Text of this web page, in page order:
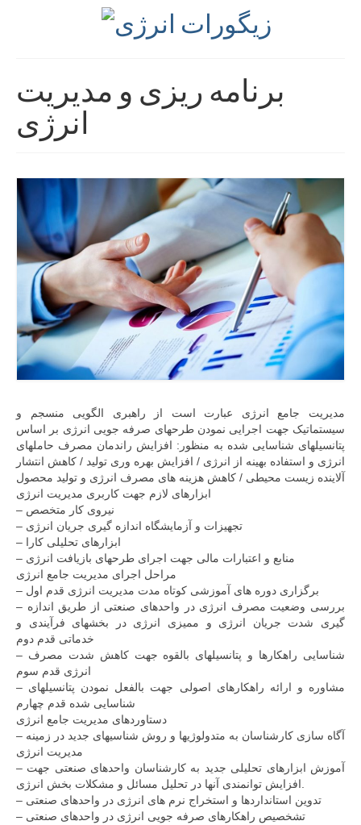
برنامه ریزی و مدیریت
انرژی
مديريت جامع انرژی عبارت است از راهبری الگويی منسجم و
سيستماتيک جهت اجرايی نمودن طرحهای صرفه جويی انرژی بر اساس
پتانسيلهای شناسايی شده به منظور: افزايش راندمان مصرف حاملهای
انرژی و استفاده بهينه از انرژی / افزايش بهره وری توليد / کاهش انتشار
آلاينده زيست محيطی / کاهش هزينه های مصرف انرژی و توليد محصول
ابزارهای لازم جهت کاربری مديريت انرژی
– نيروی کار متخصص
– تجهيزات و آزمايشگاه اندازه گيری جريان انرژی
– ابزارهای تحليلی کارا
– منابع و اعتبارات مالی جهت اجرای طرحهای بازيافت انرژی
مراحل اجرای مديريت جامع انرژی
– برگزاری دوره های آموزشی کوتاه مدت مديريت انرژی قدم اول
– بررسی وضعيت مصرف انرژی در واحدهای صنعتی از طريق اندازه
گيری شدت جريان انرژی و مميزی انرژی در بخشهای فرآيندی و
خدماتی قدم دوم
– شناسايی راهکارها و پتانسيلهای بالقوه جهت کاهش شدت مصرف
انرژی قدم سوم
– مشاوره و ارائه راهکارهای اصولی جهت بالفعل نمودن پتانسيلهای
شناسايی شده قدم چهارم
دستاوردهای مديريت جامع انرژی
– آگاه سازی کارشناسان به متدولوژيها و روش شناسيهای جديد در زمينه
مديريت انرژی
– آموزش ابزارهای تحليلی جديد به کارشناسان واحدهای صنعتی جهت
افزايش توانمندی آنها در تحليل مسائل و مشکلات بخش انرژی.
– تدوين استانداردها و استخراج نرم های انرژی در واحدهای صنعتی
– تشخصيص راهکارهای صرفه جويی انرژی در واحدهای صنعتی